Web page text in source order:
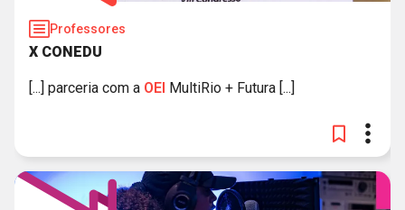
Professores
X CONEDU
[...] parceria com a OEI MultiRio + Futura [...]